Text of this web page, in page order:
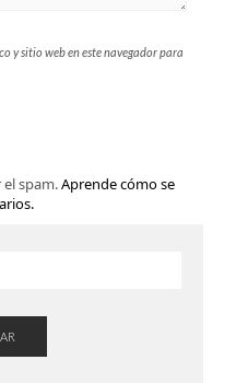
y sitio web en este navegador para
spam.Aprende cómo se